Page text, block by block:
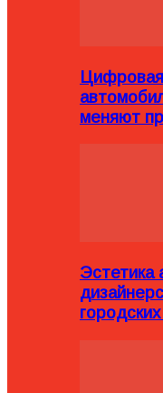
Цифровая
меняют
Эстетика